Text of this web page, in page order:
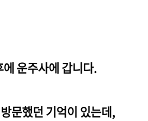
운주사에 갑니다.
문했던 기억이 있는데,